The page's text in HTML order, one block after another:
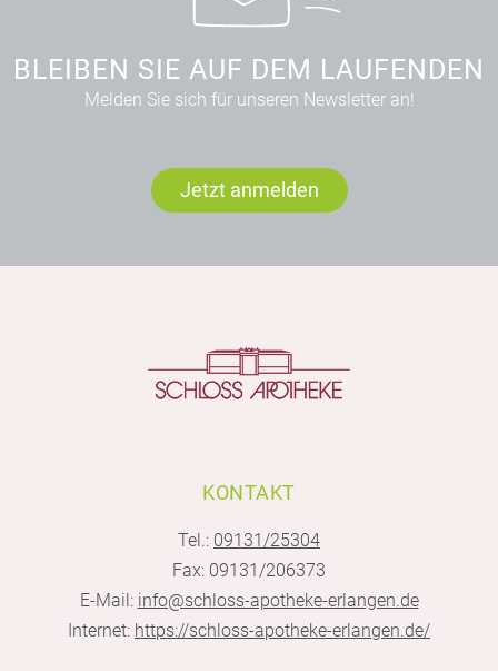
BLEIBEN SIE AUF DEM LAUFENDEN
Melden Sie sich für unseren Newsletter an!
Jetzt anmelden
KONTAKT
Tel.: 09131/25304
Fax: 09131/206373
E-Mail: info@schloss-apotheke-erlangen.de
Internet: https://schloss-apotheke-erlangen.de/